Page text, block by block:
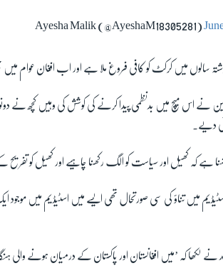
سالوں میں کرکٹ کو کافی فروغ ملا ہے اور اب افغان عوام
نے اس میچ میں بدنظمی پیدا کرنے کی کوشش کی وہیں کچھ نے
دیے۔
ہے کہ کھیل اور سیاست کو الگ رکھنا چاہیے اور کھیل کو تفریح
میں تناؤ کی سی صورتحال تھی ایسے میں اسٹیڈیم میں موجود
لکھا کہ ’میں افغانستان اور پاکستان کے درمیان ہونے والی